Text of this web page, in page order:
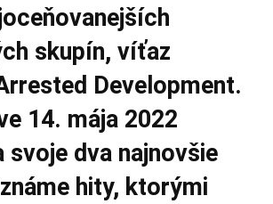
skupín, víťaz
Development.
14. mája 2022
svoje dva najnovšie
hity, ktorými